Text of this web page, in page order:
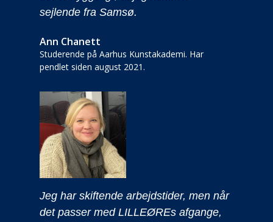
sejlende fra Samsø.
Ann Chanett
Studerende på Aarhus Kunstakademi. Har
pendlet siden august 2021.
Jeg har skiftende arbejdstider, men når
det passer med LILLEØREs afgange,